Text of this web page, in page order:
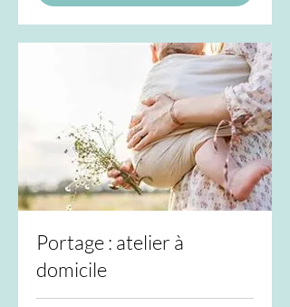
Portage : atelier à
domicile